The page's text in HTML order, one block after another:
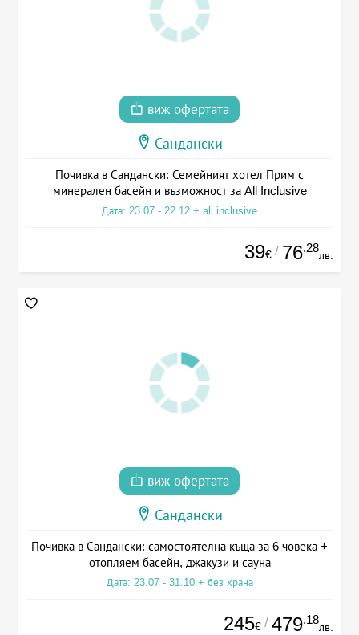
виж офертата
Сандански
Почивка в Сандански: Семейният хотел Прим с
минерален басейн и възможност за All Inclusive
Дата: 23.07 - 22.12 + all inclusive
39€ / 76.28
лв.
виж офертата
Сандански
Почивка в Сандански: самостоятелна къща за 6 човека +
отопляем басейн, джакузи и сауна
Дата: 23.07 - 31.10 + без храна
245€ / 479.18
лв.